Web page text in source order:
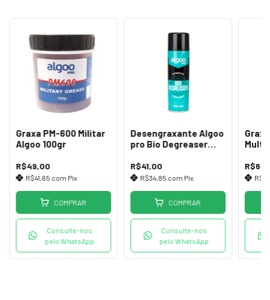
Graxa PM-600 Militar
Algoo 100gr
R$49,00
R$41,65 com Pix
COMPRAR
Consulte-nos
pelo WhatsApp
Desengraxante Algoo
pro Bio Degreaser
R$41,00
R$34,85 com Pix
COMPRAR
Consulte-nos
pelo WhatsApp